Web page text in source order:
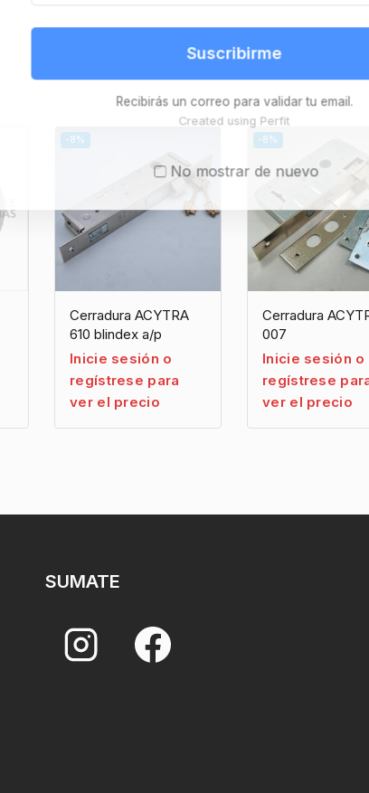
-8%
Cerradura ACYTRA
610 blindex a/p
Inicie sesión o
regístrese para
ver el precio
-8%
Cerradura
007
Inicie sesión o
regístrese
ver el precio
SUMATE
Suscribirme
Recibirás un correo para validar tu email.
Created using Perfit
No mostrar de nuevo